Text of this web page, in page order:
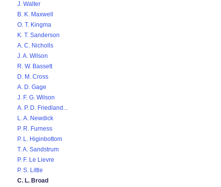
J. Walter
B. K. Maxwell
O. T. Kingma
K. T. Sanderson
A. C. Nicholls
J. A. Wilson
R. W. Bassett
D. M. Cross
A. D. Gage
J. F. G. Wilson
A. P. D. Friedland...
L. A. Newdick
P. R. Furness
P. L. Higinbottom
T. A. Sandstrum
P. F. Le Lievre
P. S. Little
C. L. Broad